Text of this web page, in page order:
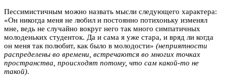
Пессимистичным можно назвать мысли следующего характера:
«Он никогда меня не любил и постоянно потихоньку изменял
мне, ведь не случайно вокруг него так много симпатичных
молоденьких студенток. Да и сама я уже стара, и вряд ли когда
он меня так полюбит, как было в молодости» (неприятности
распределены во времени, встречаются во многих точках
пространства, происходят потому, что сам какой-то не
такой).